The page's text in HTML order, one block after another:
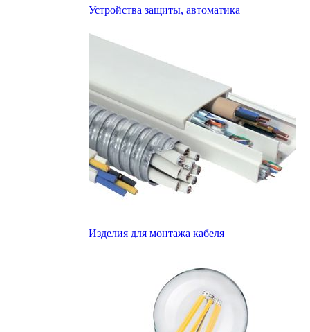
Устройства защиты, автоматика
Изделия для монтажа кабеля